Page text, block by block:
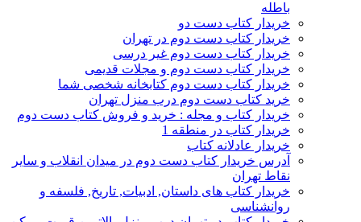
باطله
خریدار کتاب دست دو
خریدار کتاب دست دوم در تهران
خریدار کتاب دست دوم غیر درسی
خریدار کتاب دست دوم و مجلات قدیمی
خریدار کتاب دست دوم کتابخانه شخصی شما
خرید کتاب دست دوم درب منزل تهران
خریدار کتاب و مجله : خرید و فروش کتاب دست دوم
خریدار کتاب در منطقه 1
خریدار عادلانه کتاب
آدرس خریدار کتاب دست دوم در میدان انقلاب و سایر
نقاط تهران
خریدار کتاب های داستان, ادبیات, تاریخ, فلسفه و
روانشناسی